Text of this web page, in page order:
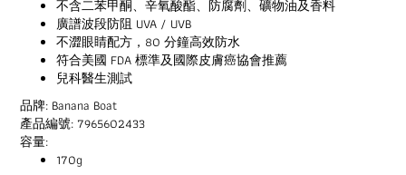
不含二苯甲酮、辛氧酸酯、防腐劑、礦物油及香料
廣譜波段防阻 UVA / UVB
不澀眼睛配方，80 分鐘高效防水
符合美國 FDA 標準及國際皮膚癌協會推薦
兒科醫生測試
品牌: Banana Boat
產品編號: 7965602433
容量:
170g